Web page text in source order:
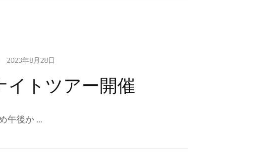
2023年8月28日
イトツアー開催
午後か …